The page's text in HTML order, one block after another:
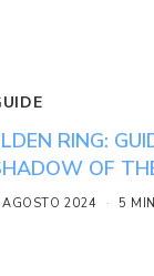
RING:
OF
2024 5